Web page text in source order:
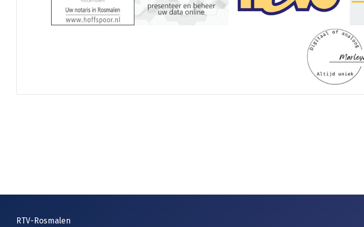
RTV-Rosmalen